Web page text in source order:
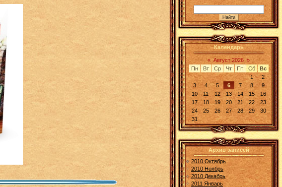
Календарь
« Август 2026 »
Пн
Вт Ср Чт Пт Сб
Вс
1
2
3
4 5 6 7 8
9
10
11 12 13 14 15
16
17
18 19 20 21 22
23
24
25 26 27 28 29
30
31
Архив записей
2010 Октябрь
2010 Ноябрь
2010 Декабрь
2011 Январь